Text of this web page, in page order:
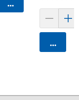
카트에 담기
카트에